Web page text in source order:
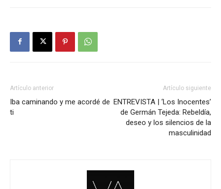
Artículo anterior
Iba caminando y me acordé de
ti
Artículo siguiente
ENTREVISTA | ‘Los Inocentes’
de Germán Tejeda: Rebeldía,
deseo y los silencios de la
masculinidad